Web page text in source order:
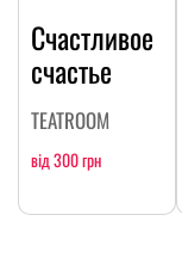
Счастливое
счастье
TEATROOM
від 300 грн